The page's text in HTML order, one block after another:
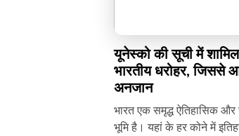
यूनेस्को की सूची में
भारतीय धरोहर, जिससे
अनजान
भारत एक समृद्ध ऐतिहासिक
भूमि है। यहां के हर कोने में